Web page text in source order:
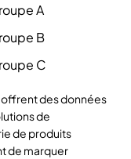
A
B
C
offrent des données
de
de produits
de marquer